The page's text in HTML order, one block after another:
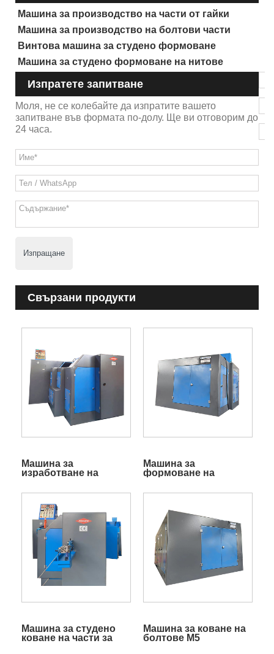
Машина за производство на части от гайки
Машина за производство на болтови части
Винтова машина за студено формоване
Машина за студено формоване на нитове
Изпратете запитване
Моля, не се колебайте да изпратите вашето
запитване във формата по-долу. Ще ви отговорим до
24 часа.
Изпращане
Свързани продукти
Машина за
изработване на
Машина за
формоване на
болтове
Машина за студено
коване на части за
Машина за коване на
болтове M5